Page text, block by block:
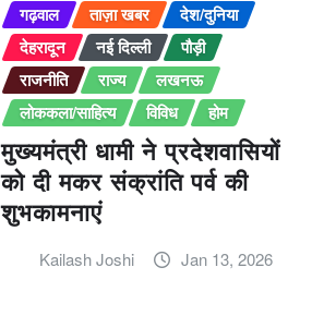
गढ़वाल
ताज़ा खबर
देश/दुनिया
देहरादून
नई दिल्ली
पौड़ी
राजनीति
राज्य
लखनऊ
लोककला/साहित्य
विविध होम
मुख्यमंत्री धामी ने प्रदेशवासियों
को दी मकर संक्रांति पर्व की
शुभकामनाएं
Kailash Joshi Jan 13, 2026